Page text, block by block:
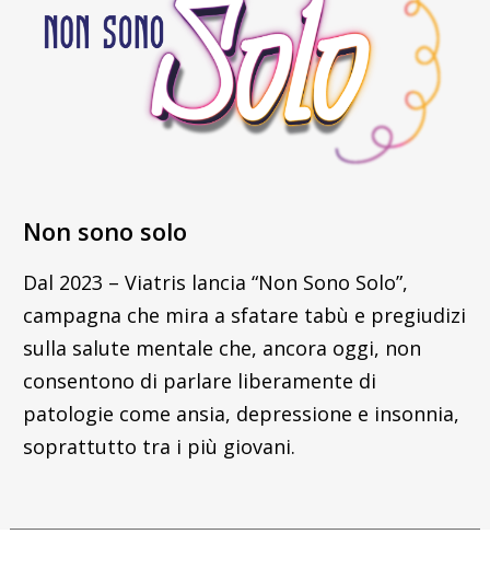
Non sono solo
Dal 2023 – Viatris lancia “Non Sono Solo”,
campagna che mira a sfatare tabù e pregiudizi
sulla salute mentale che, ancora oggi, non
consentono di parlare liberamente di
patologie come ansia, depressione e insonnia,
soprattutto tra i più giovani.